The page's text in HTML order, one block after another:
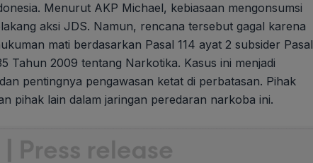
Menurut AKP Michael, kebiasaan mengonsumsi
aksi JDS. Namun, rencana tersebut gagal karena
mati berdasarkan Pasal 114 ayat 2 subsider Pasal
Tahun 2009 tentang Narkotika. Kasus ini menjadi
pentingnya pengawasan ketat di perbatasan. Pihak
pihak lain dalam jaringan peredaran narkoba ini.